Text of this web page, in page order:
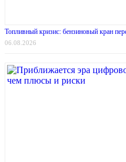
Топливный кризис: бензиновый кран
06.08.2026